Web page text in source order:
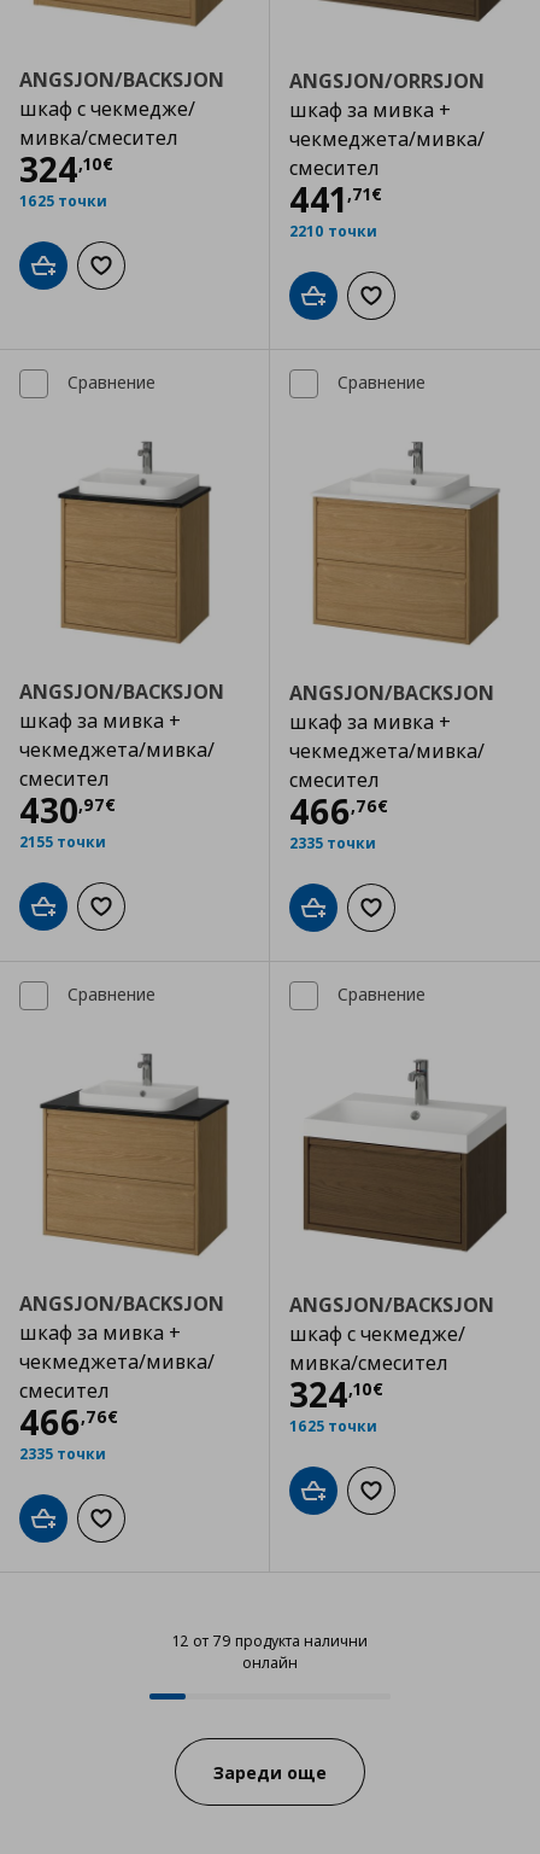
ANGSJON/BACKSJON
шкаф с чекмедже/
мивка/смесител
324,10€
Цена
1625 точки
Добави в кошницата
Добави към списъка с любими
ANGSJON/ORRSJON
шкаф за мивка +
чекмеджета/мивка/
смесител
441 ,71€
Цена
2210 точки
Добави в кошницата
Добави към
Сравнение
ANGSJON/BACKSJON
шкаф за мивка +
чекмеджета/мивка/
смесител
430,97€
Цена
2155 точки
Добави в кошницата
Добави към списъка с любими
Сравнение
ANGSJON/BACKSJON
шкаф за мивка +
чекмеджета/мивка/
смесител
466,76€
Цена466,76 €
2335 точки
Добави в кошницата
Добави към
Сравнение
ANGSJON/BACKSJON
шкаф за мивка +
чекмеджета/мивка/
смесител
466,76€
Цена466,76 €
2335 точки
Добави в кошницата
Добави към списъка с любими
Сравнение
ANGSJON/BACKSJON
шкаф с чекмедже/
мивка/смесител
324,10€
Цена
1625 точки
Добави в кошницата
Добави към
12 от 79 продукта налични
онлайн
Progress:
Зареди още